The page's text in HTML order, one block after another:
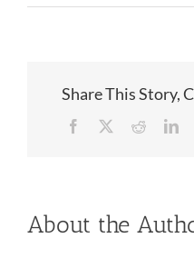
Share This Story,
Facebook
TwitterReddit
About the